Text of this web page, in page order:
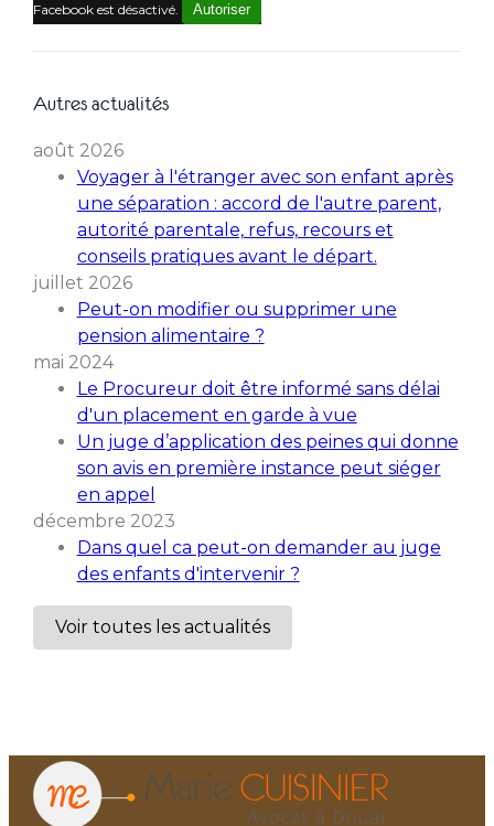
Facebook est désactivé. Autoriser
Autres actualités
août 2026
Voyager à l'étranger avec son enfant après
une séparation : accord de l'autre parent,
autorité parentale, refus, recours et
conseils pratiques avant le départ.
juillet 2026
Peut-on modifier ou supprimer une
pension alimentaire ?
mai 2024
Le Procureur doit être informé sans délai
d'un placement en garde à vue
Un juge d’application des peines qui donne
son avis en première instance peut siéger
en appel
décembre 2023
Dans quel ca peut-on demander au juge
des enfants d'intervenir ?
Voir toutes les actualités